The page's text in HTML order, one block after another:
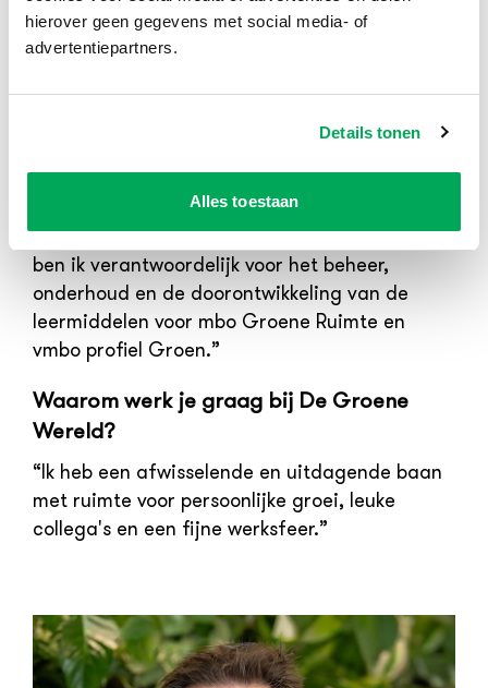
hierover geen gegevens met social media- of
advertentiepartners.
Details tonen
Alles toestaan
van wandelen en de natuur. Op mijn werk
werken we samen met inspirerende
inhoudsdeskundigen uit de beroepspraktijk en
Wat houdt jouw werk in?
“Als leermiddelspecialist bij De Groene Wereld
ben ik verantwoordelijk voor het beheer,
onderhoud en de doorontwikkeling van de
leermiddelen voor mbo Groene Ruimte en
vmbo profiel Groen.”
Waarom werk je graag bij De Groene
Wereld?
“Ik heb een afwisselende en uitdagende baan
met ruimte voor persoonlijke groei, leuke
collega's en een fijne werksfeer.”